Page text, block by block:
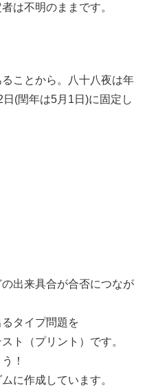
は不明のままです。
ことから。八十八夜は年
(閏年は5月1日)に固定し
出来具合が合否につなが
タイプ問題を
ト（プリント）です。
！
に作成しています。